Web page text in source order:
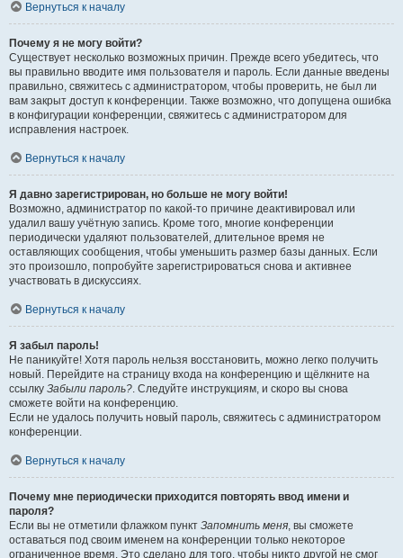
Вернуться к началу
Почему я не могу войти?
Существует несколько возможных причин. Прежде всего убедитесь, что
вы правильно вводите имя пользователя и пароль. Если данные введены
правильно, свяжитесь с администратором, чтобы проверить, не был ли
вам закрыт доступ к конференции. Также возможно, что допущена ошибка
в конфигурации конференции, свяжитесь с администратором для
исправления настроек.
Вернуться к началу
Я давно зарегистрирован, но больше не могу войти!
Возможно, администратор по какой-то причине деактивировал или
удалил вашу учётную запись. Кроме того, многие конференции
периодически удаляют пользователей, длительное время не
оставляющих сообщения, чтобы уменьшить размер базы данных. Если
это произошло, попробуйте зарегистрироваться снова и активнее
участвовать в дискуссиях.
Вернуться к началу
Я забыл пароль!
Не паникуйте! Хотя пароль нельзя восстановить, можно легко получить
новый. Перейдите на страницу входа на конференцию и щёлкните на
ссылку Забыли пароль?. Следуйте инструкциям, и скоро вы снова
сможете войти на конференцию.
Если не удалось получить новый пароль, свяжитесь с администратором
конференции.
Вернуться к началу
Почему мне периодически приходится повторять ввод имени и
пароля?
Если вы не отметили флажком пункт Запомнить меня, вы сможете
оставаться под своим именем на конференции только некоторое
ограниченное время. Это сделано для того, чтобы никто другой не смог